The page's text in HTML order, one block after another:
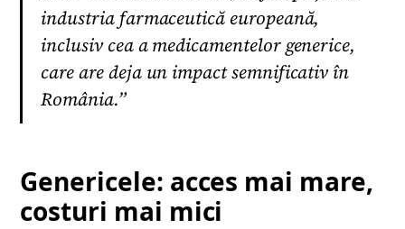
industria farmaceutică europeană,
inclusiv cea a medicamentelor generice,
care are deja un impact semnificativ în
România.”
Genericele: acces mai mare,
costuri mai mici